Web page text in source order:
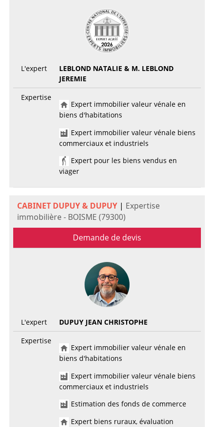
L'expert
LEBLOND NATALIE & M. LEBLOND
JEREMIE
Expertise
Expert immobilier valeur vénale en
biens d'habitations
Expert immobilier valeur vénale biens
commerciaux et industriels
Expert pour les biens vendus en
viager
CABINET DUPUY & DUPUY| Expertise
immobilière - BOISME (79300)
Demande de devis
L'expert
DUPUY JEAN CHRISTOPHE
Expertise
Expert immobilier valeur vénale en
biens d'habitations
Expert immobilier valeur vénale biens
commerciaux et industriels
Estimation des fonds de commerce
Expert biens ruraux, évaluation